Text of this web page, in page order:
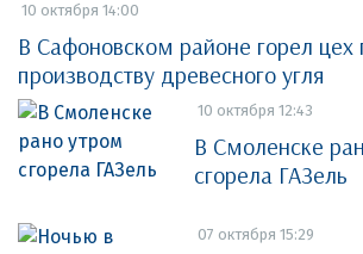
10 октября 14:00
В Сафоновском районе горел цех
производству древесного угля
10 октября 12:43
В Смоленске
сгорела ГАЗель
07 октября 15:29